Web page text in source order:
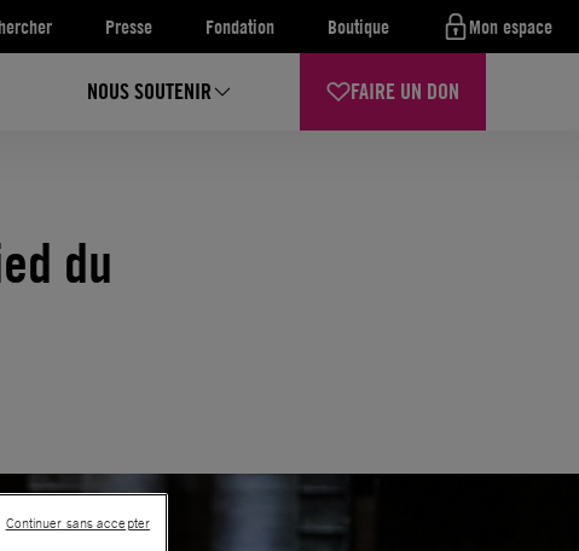
Presse Fondation Boutique Mon espace
NOUS SOUTENIR FAIRE UN DON
du
Continuer sans accepter